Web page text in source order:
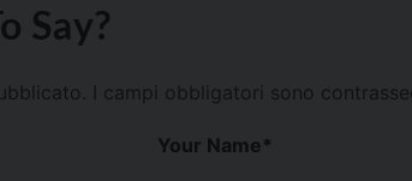
Say?
I campi obbligatori sono
Your Name*